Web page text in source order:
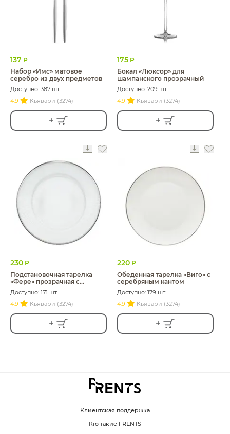
137 Р
Набор «Имс» матовое
серебро из двух предметов
Доступно: 387 шт
4.9
Кьявари (3274)
175 Р
Бокал «Люксор» для
шампанского прозрачный
Доступно: 209 шт
4.9
Кьявари (3274)
230 Р
Подстановочная тарелка
«Фере» прозрачная с
серебряным кантом
Доступно: 171 шт
4.9
Кьявари (3274)
220 Р
Обеденная тарелка «Виго» с
серебряным кантом
Доступно: 179 шт
4.9
Кьявари (3274)
Клиентская поддержка
Кто такие FRENTS